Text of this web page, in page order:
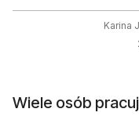
Karina
Wiele osób